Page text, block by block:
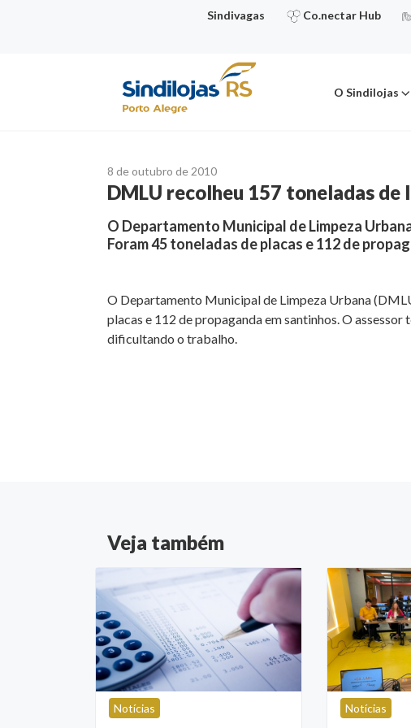
Sindivagas Co.nectar Hub
O Sindilojas
8 de outubro de 2010
DMLU recolheu 157 toneladas
O Departamento Municipal de Limpeza
Foram 45 toneladas de placas e 112 de
O Departamento Municipal de Limpeza Urbana
placas e 112 de propaganda em santinhos. O
dificultando o trabalho.
Veja também
Notícias Notícias